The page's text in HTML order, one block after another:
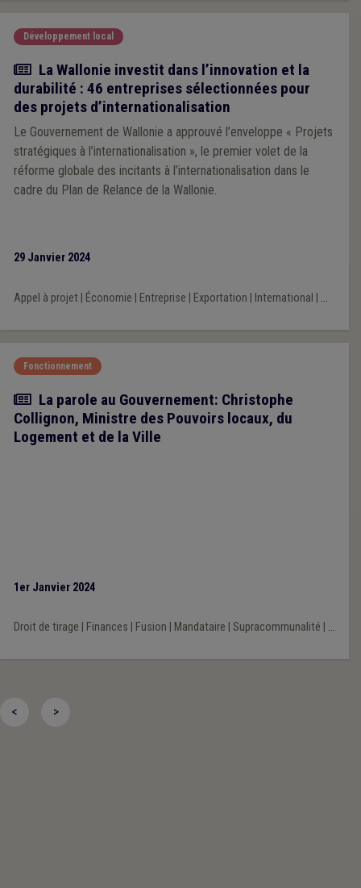
Développement local
Actualité
La Wallonie investit dans l’innovation et la
durabilité : 46 entreprises sélectionnées pour
des projets d’internationalisation
Le Gouvernement de Wallonie a approuvé l’enveloppe « Projets
stratégiques à l’internationalisation », le premier volet de la
réforme globale des incitants à l’internationalisation dans le
cadre du Plan de Relance de la Wallonie.
29 Janvier 2024
Appel à projet| Économie Entreprise Exportation International ...
Fonctionnement
Article
La parole au Gouvernement: Christophe
Collignon, Ministre des Pouvoirs locaux, du
Logement et de la Ville
1er Janvier 2024
Droit de tirage Finances Fusion Mandataire Supracommunalité ...
< >